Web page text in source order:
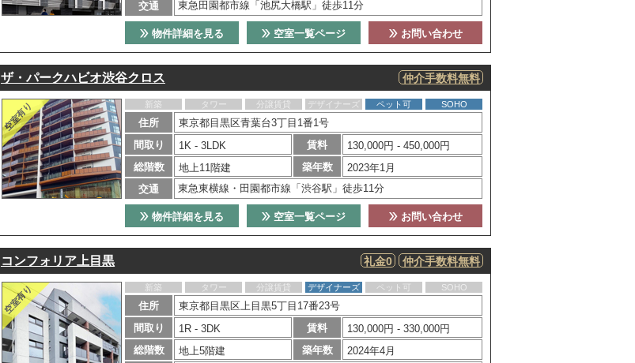
交通
東急田園都市線「池尻大橋駅」徒歩11分
お問い合わせ
空室一覧ページ
物件詳細を見る
ザ・パークハビオ渋谷クロス 仲介手数料無料
新築 タワー 分譲賃貸 デザイナーズ ペット可 SOHO
住所
東京都目黒区青葉台3丁目1番1号
間取り
1K - 3LDK 賃料
130,000円 - 450,000円
総階数
地上11階建 築年数
2023年1月
交通
東急東横線・田園都市線「渋谷駅」徒歩11分
お問い合わせ
空室一覧ページ
物件詳細を見る
コンフォリア上目黒 仲介手数料無料
礼金0
新築 タワー 分譲賃貸 デザイナーズ ペット可 SOHO
住所
東京都目黒区上目黒5丁目17番23号
間取り
1R - 3DK 賃料
130,000円 - 330,000円
総階数
地上5階建 築年数
2024年4月